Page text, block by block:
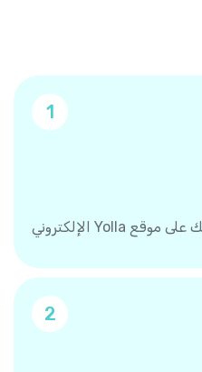
1
أنشئ حسابك. سجل رقم هاتفك على موقع Yolla الإلكتروني
2